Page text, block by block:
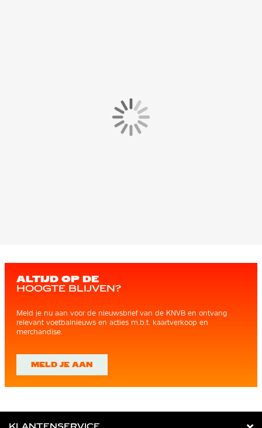
ALTIJD OP DE
HOOGTE BLIJVEN?
Meld je nu aan voor de nieuwsbrief van de KNVB en ontvang
relevant voetbalnieuws en acties m.b.t. kaartverkoop en
merchandise.
MELD JE AAN